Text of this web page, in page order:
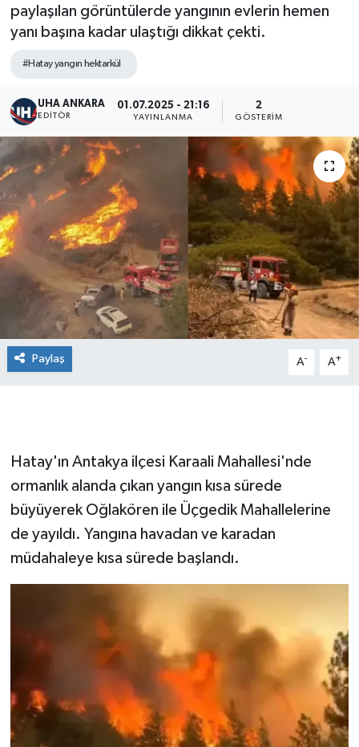
paylaşılan görüntülerde yangının evlerin hemen
yanı başına kadar ulaştığı dikkat çekti.
#Hatay yangın hektarkül
UHA ANKARA
EDITÖR
01.07.2025 - 21:16
YAYINLANMA
2
GÖSTERIM
Paylaş A- A+
Hatay'ın Antakya ilçesi Karaali Mahallesi'nde
ormanlık alanda çıkan yangın kısa sürede
büyüyerek Oğlakören ile Üçgedik Mahallelerine
de yayıldı. Yangına havadan ve karadan
müdahaleye kısa sürede başlandı.
Haber Arşivi